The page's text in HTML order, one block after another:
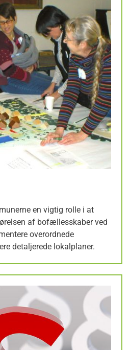
en vigtig rolle i at
af bofællesskaber ved
overordnede
detaljerede lokalplaner.